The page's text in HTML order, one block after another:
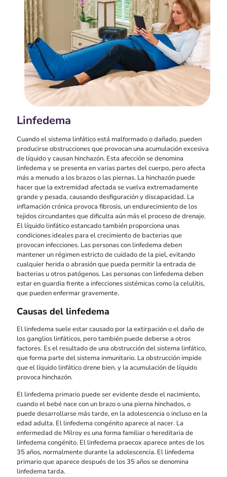
Linfedema
Cuando el sistema linfático está malformado o dañado, pueden
producirse obstrucciones que provocan una acumulación excesiva
de líquido y causan hinchazón. Esta afección se denomina
linfedema y se presenta en varias partes del cuerpo, pero afecta
más a menudo a los brazos o las piernas. La hinchazón puede
hacer que la extremidad afectada se vuelva extremadamente
grande y pesada, causando desfiguración y discapacidad. La
inflamación crónica provoca fibrosis, un endurecimiento de los
tejidos circundantes que dificulta aún más el proceso de drenaje.
El líquido linfático estancado también proporciona unas
condiciones ideales para el crecimiento de bacterias que
provocan infecciones. Las personas con linfedema deben
mantener un régimen estricto de cuidado de la piel, evitando
cualquier herida o abrasión que pueda permitir la entrada de
bacterias u otros patógenos. Las personas con linfedema deben
estar en guardia frente a infecciones sistémicas como la celulitis,
que pueden enfermar gravemente.
Causas del linfedema
El linfedema suele estar causado por la extirpación o el daño de
los ganglios linfáticos, pero también puede deberse a otros
factores. Es el resultado de una obstrucción del sistema linfático,
que forma parte del sistema inmunitario. La obstrucción impide
que el líquido linfático drene bien, y la acumulación de líquido
provoca hinchazón.
El linfedema primario puede ser evidente desde el nacimiento,
cuando el bebé nace con un brazo o una pierna hinchados, o
puede desarrollarse más tarde, en la adolescencia o incluso en la
edad adulta. El linfedema congénito aparece al nacer. La
enfermedad de Milroy es una forma familiar o hereditaria de
linfedema congénito. El linfedema praecox aparece antes de los
35 años, normalmente durante la adolescencia. El linfedema
primario que aparece después de los 35 años se denomina
linfedema tarda.